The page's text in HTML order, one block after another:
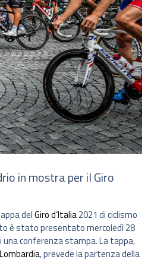
in mostra per il Giro
delGiro d’Italia2021 di ciclismo
è stato presentato mercoledì 28
una conferenza stampa. La tappa,
, prevede la partenza della